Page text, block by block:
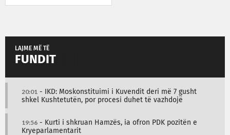
LAJME MË TË
FUNDIT
20:01 - IKD: Moskonstituimi i Kuvendit deri më 7 gusht
shkel Kushtetutën, por procesi duhet të vazhdojë
19:56 - Kurti i shkruan Hamzës, ia ofron PDK pozitën e
Kryeparlamentarit